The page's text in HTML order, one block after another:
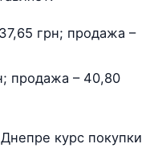
грн; продажа –
продажа – 40,80
курс покупки